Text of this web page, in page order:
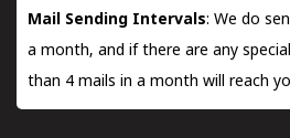
Mail Sending Intervals: We do
a month, and if there are any
than 4 mails in a month will reach